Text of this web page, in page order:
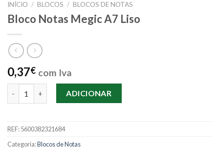
INÍCIO / BLOCOS / BLOCOS DE NOTAS
Bloco Notas Megic A7 Liso
0,37€ com Iva
Quantidade de Bloco Notas Megic A7 Liso
ADICIONAR
REF:5600382321684
Categoria:Blocos de Notas